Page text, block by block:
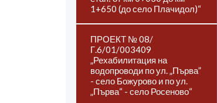
1+650 (до село Плачидол)“
ПРОЕКТ № 08/
Г.6/01/003409
„Рехабилитация на
водопроводи по ул. „Първа”
- село Божурово и по ул.
„Първа“ - село Росеново“